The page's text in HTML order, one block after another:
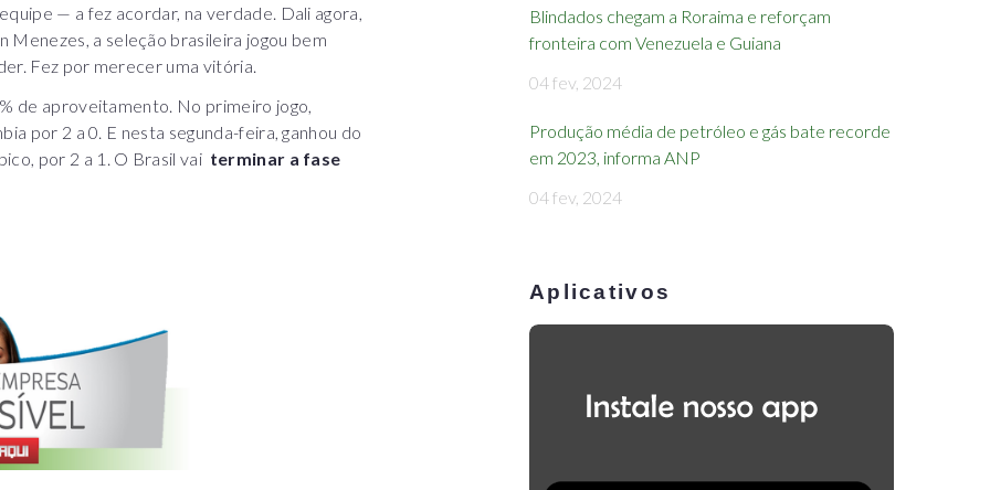
— a fez acordar, na verdade. Dali agora,
Menezes, a seleção brasileira jogou bem
Fez por merecer uma vitória.
de aproveitamento. No primeiro jogo,
por 2 a 0. E nesta segunda-feira, ganhou do
por 2 a 1. O Brasil vai terminar a fase
Blindados chegam a Roraima e reforçam
fronteira com Venezuela e Guiana
04 fev, 2024
Produção média de petróleo e gás bate recorde
em 2023, informa ANP
04 fev, 2024
Aplicativos